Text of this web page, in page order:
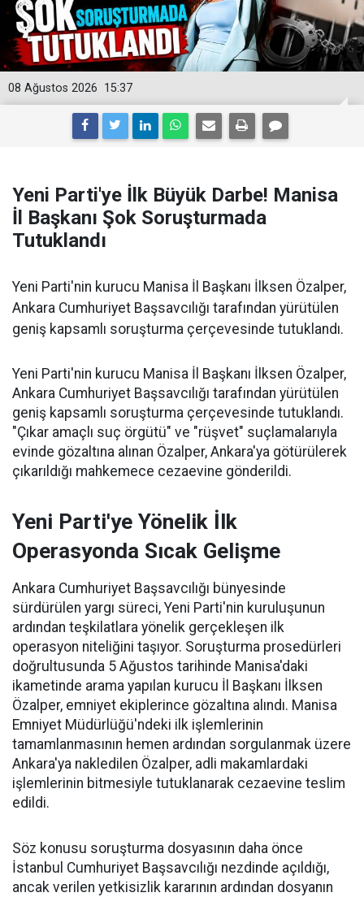
15:37
08 Ağustos 2026
Yeni Parti'ye İlk Büyük Darbe! Manisa
İl Başkanı Şok Soruşturmada
Tutuklandı
Yeni Parti'nin kurucu Manisa İl Başkanı İlksen Özalper,
Ankara Cumhuriyet Başsavcılığı tarafından yürütülen
geniş kapsamlı soruşturma çerçevesinde tutuklandı.
Yeni Parti'nin kurucu Manisa İl Başkanı İlksen Özalper,
Ankara Cumhuriyet Başsavcılığı tarafından yürütülen
geniş kapsamlı soruşturma çerçevesinde tutuklandı.
"Çıkar amaçlı suç örgütü" ve "rüşvet" suçlamalarıyla
evinde gözaltına alınan Özalper, Ankara'ya götürülerek
çıkarıldığı mahkemece cezaevine gönderildi.
Yeni Parti'ye Yönelik İlk
Operasyonda Sıcak Gelişme
Ankara Cumhuriyet Başsavcılığı bünyesinde
sürdürülen yargı süreci, Yeni Parti'nin kuruluşunun
ardından teşkilatlara yönelik gerçekleşen ilk
operasyon niteliğini taşıyor. Soruşturma prosedürleri
doğrultusunda 5 Ağustos tarihinde Manisa'daki
ikametinde arama yapılan kurucu İl Başkanı İlksen
Özalper, emniyet ekiplerince gözaltına alındı. Manisa
Emniyet Müdürlüğü'ndeki ilk işlemlerinin
tamamlanmasının hemen ardından sorgulanmak üzere
Ankara'ya nakledilen Özalper, adli makamlardaki
işlemlerinin bitmesiyle tutuklanarak cezaevine teslim
edildi.
Söz konusu soruşturma dosyasının daha önce
İstanbul Cumhuriyet Başsavcılığı nezdinde açıldığı,
ancak verilen yetkisizlik kararının ardından dosyanın